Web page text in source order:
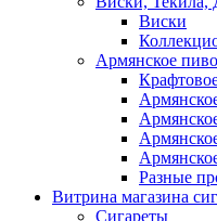
Виски
Армянское пиво
Разные
Витрина магазина
Cигареты